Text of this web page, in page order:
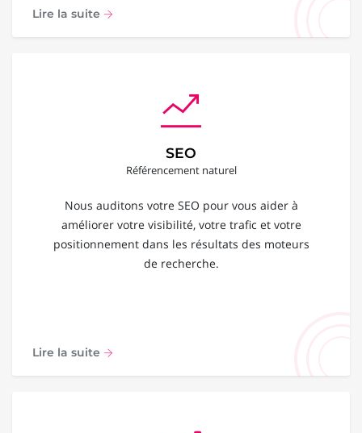
Lire la suite
SEO
Référencement naturel
Nous auditons votre SEO pour vous aider à
améliorer votre visibilité, votre trafic et votre
positionnement dans les résultats des moteurs
de recherche.
Lire la suite